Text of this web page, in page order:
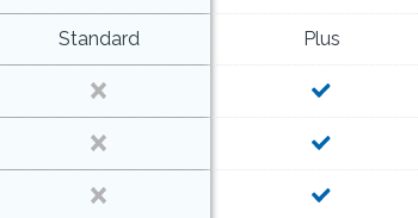
Standard Plus